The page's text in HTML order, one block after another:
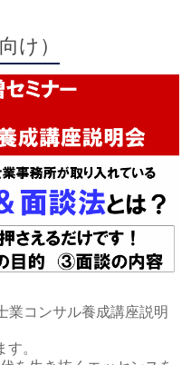
け）
業コンサル養成講座説明
。